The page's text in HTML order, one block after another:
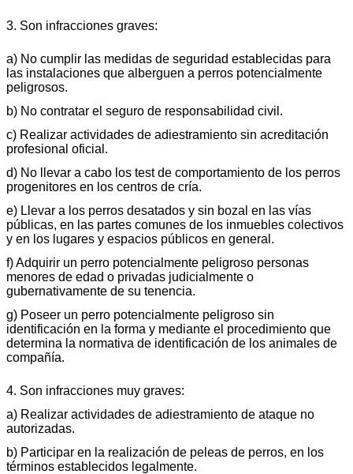
3. Son infracciones graves:
a) No cumplir las medidas de seguridad establecidas para
las instalaciones que alberguen a perros potencialmente
peligrosos.
b) No contratar el seguro de responsabilidad civil.
c) Realizar actividades de adiestramiento sin acreditación
profesional oficial.
d) No llevar a cabo los test de comportamiento de los perros
progenitores en los centros de cría.
e) Llevar a los perros desatados y sin bozal en las vías
públicas, en las partes comunes de los inmuebles colectivos
y en los lugares y espacios públicos en general.
f) Adquirir un perro potencialmente peligroso personas
menores de edad o privadas judicialmente o
gubernativamente de su tenencia.
g) Poseer un perro potencialmente peligroso sin
identificación en la forma y mediante el procedimiento que
determina la normativa de identificación de los animales de
compañía.
4. Son infracciones muy graves:
a) Realizar actividades de adiestramiento de ataque no
autorizadas.
b) Participar en la realización de peleas de perros, en los
términos establecidos legalmente.